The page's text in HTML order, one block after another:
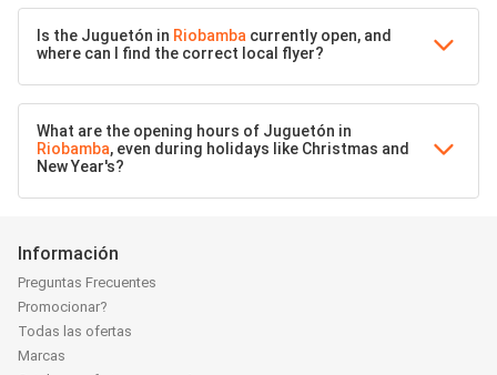
Is the Juguetón in Riobamba currently open, and
where can I find the correct local flyer?
What are the opening hours of Juguetón in
Riobamba, even during holidays like Christmas and
New Year's?
Información
Preguntas Frecuentes
Promocionar?
Todas las ofertas
Marcas